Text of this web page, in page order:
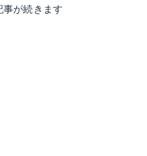
事が続きます